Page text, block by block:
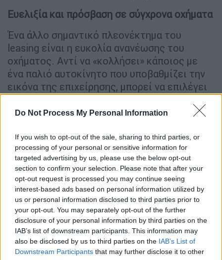
Do Not Process My Personal Information
If you wish to opt-out of the sale, sharing to third parties, or
processing of your personal or sensitive information for
targeted advertising by us, please use the below opt-out
section to confirm your selection. Please note that after your
opt-out request is processed you may continue seeing
interest-based ads based on personal information utilized by
us or personal information disclosed to third parties prior to
your opt-out. You may separately opt-out of the further
disclosure of your personal information by third parties on the
IAB’s list of downstream participants. This information may
also be disclosed by us to third parties on the IAB’s List of
Downstream Participants that may further disclose it to other
Ευελιξία και πρόσβαση σε σύγχρονα οχήματα
Ένα άλλο σημαντικό πλεονέκτημα του
leasing είναι η ευκολία ανανέωσης του
οχήματος. Αντί να «κολλήσει» κάποιος με
ένα παλιό αυτοκίνητο που υποβαθμίζει την
εικόνα της επιχείρησης, μπορεί να επιλέγει
υψηλά στάνταρ επαγγελματικής παρουσίας
Περιορισμοί του leasing για ατομικές
επιχειρήσεις
Περιορισμοί χιλιομέτρων
Η πλειοψηφία των συμβολαίων leasing
περιλαμβάνειόριο ετήσιων χιλιομέτρων
η υπέρβασή τους μπορεί να οδηγήσει σε
επιπλέον χρεώσεις. Είναι σημαντικό να
υπολογιστούν σωστά οι ανάγκες της